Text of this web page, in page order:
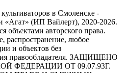
в Смоленске -
«Агат» (ИП Вайлерт), 2020-2026.
объектами авторского права.
распространение, любое
и объектов без
правообладателя. ЗАЩИЩЕНО
ФЕДЕРАЦИИ ОТ 09.07.93Г.